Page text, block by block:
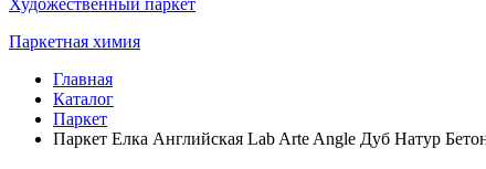
Художественный паркет
Паркетная химия
Главная
Каталог
Паркет
Паркет Елка Английская Lab Arte Angle Дуб Натур